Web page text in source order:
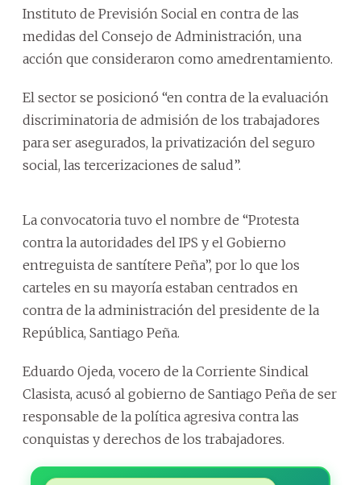
Instituto de Previsión Social en contra de las
medidas del Consejo de Administración, una
acción que consideraron como amedrentamiento.
El sector se posicionó “en contra de la evaluación
discriminatoria de admisión de los trabajadores
para ser asegurados, la privatización del seguro
social, las tercerizaciones de salud”.
La convocatoria tuvo el nombre de “Protesta
contra la autoridades del IPS y el Gobierno
entreguista de santítere Peña”, por lo que los
carteles en su mayoría estaban centrados en
contra de la administración del presidente de la
República, Santiago Peña.
Eduardo Ojeda, vocero de la Corriente Sindical
Clasista, acusó al gobierno de Santiago Peña de ser
responsable de la política agresiva contra las
conquistas y derechos de los trabajadores.